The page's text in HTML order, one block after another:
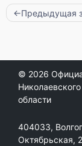
Предыдущая
© 2026
области
404033,
Октябрьская,